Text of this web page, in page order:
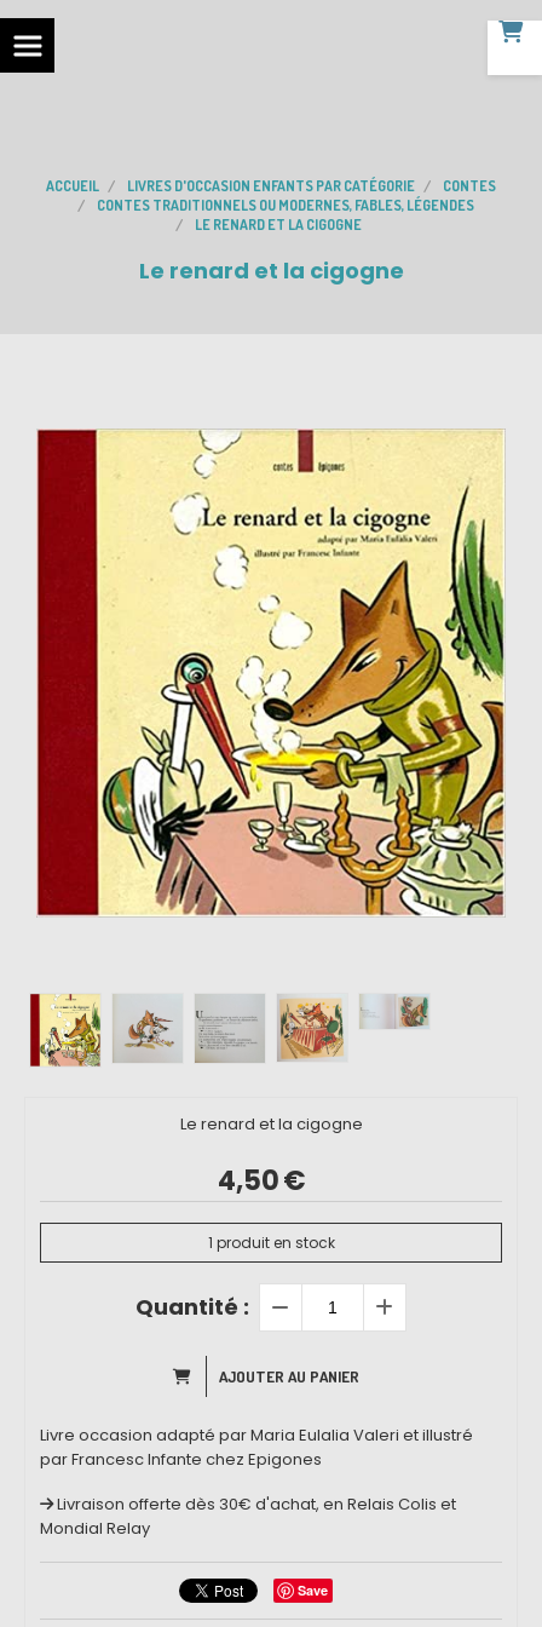
ACCUEIL LIVRES D'OCCASION ENFANTS PAR CATÉGORIE
CONTES
CONTES TRADITIONNELS OU MODERNES, FABLES, LÉGENDES
LE RENARD ET LA CIGOGNE
Le renard et la cigogne
Le renard et la cigogne
4,50€
1 produit en stock
Quantité :
AJOUTER AU PANIER
Livre occasion adapté par Maria Eulalia Valeri et illustré
par Francesc Infante chez Epigones
Livraison offerte dès 30€ d'achat, en Relais Colis et
Mondial Relay
Save